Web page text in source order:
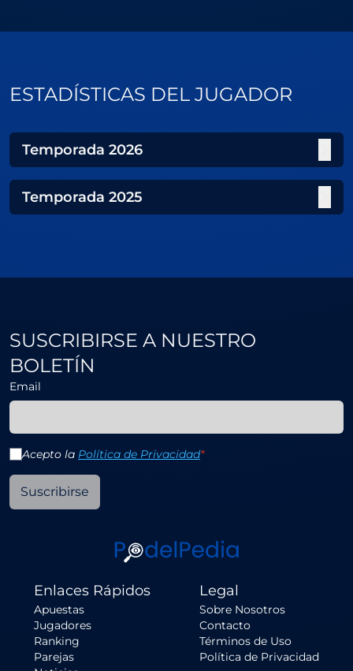
ESTADÍSTICAS DEL JUGADOR
Temporada 2026
Temporada 2025
SUSCRIBIRSE A NUESTRO
BOLETÍN
Email
Acepto la Política de Privacidad*
Suscribirse
Enlaces Rápidos
Apuestas
Jugadores
Ranking
Parejas
Legal
Sobre Nosotros
Contacto
Términos de Uso
Política de Privacidad